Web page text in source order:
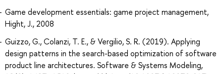
Game development essentials: game project management,
Hight, J., 2008
Guizzo, G., Colanzi, T. E., & Vergilio, S. R. (2019). Applying
design patterns in the search-based optimization of software
product line architectures. Software & Systems Modeling,